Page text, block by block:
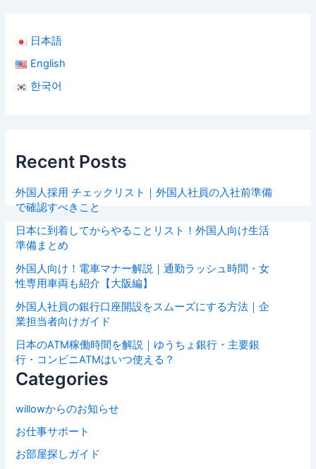
日本語
English
한국어
Recent Posts
外国人採用 チェックリスト｜外国人社員の入社前準備
で確認すべきこと
日本に到着してからやることリスト！外国人向け生活
準備まとめ
外国人向け！電車マナー解説｜通勤ラッシュ時間・女
性専用車両も紹介【大阪編】
外国人社員の銀行口座開設をスムーズにする方法｜企
業担当者向けガイド
日本のATM稼働時間を解説｜ゆうちょ銀行・主要銀
行・コンビニATMはいつ使える？
Categories
willowからのお知らせ
お仕事サポート
お部屋探しガイド